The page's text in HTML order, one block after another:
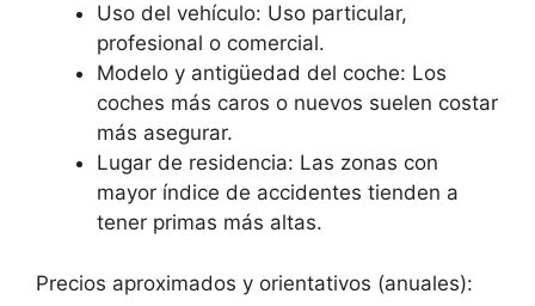
Uso del vehículo: Uso particular,
profesional o comercial.
Modelo y antigüedad del coche: Los
coches más caros o nuevos suelen costar
más asegurar.
Lugar de residencia: Las zonas con
mayor índice de accidentes tienden a
tener primas más altas.
Precios aproximados y orientativos (anuales):